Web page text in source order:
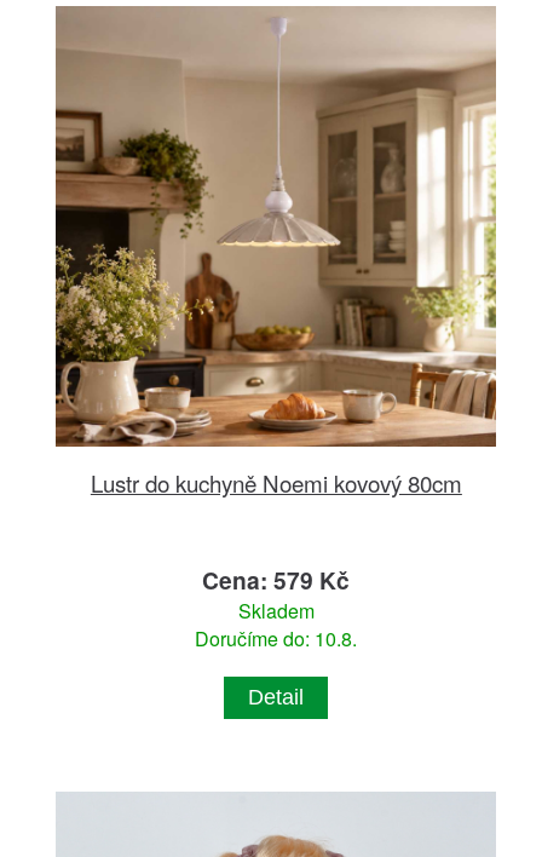
Lustr do kuchyně Noemi kovový 80cm
Cena: 579 Kč
Skladem
Doručíme do: 10.8.
Detail